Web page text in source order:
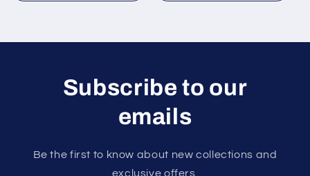
Subscribe to our
emails
Be the first to know about new collections and
exclusive offers.